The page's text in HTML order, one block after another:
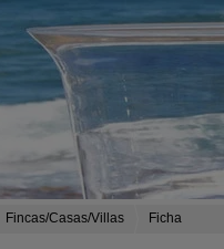
Fincas/Casas/Villas Ficha